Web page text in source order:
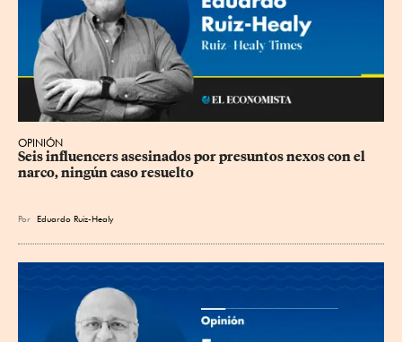
OPINIÓN
Seis influencers asesinados por presuntos nexos con el
narco, ningún caso resuelto
Por Eduardo Ruiz-Healy